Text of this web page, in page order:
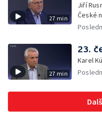
27 min
Jiří
České
27 min
23.
Karel